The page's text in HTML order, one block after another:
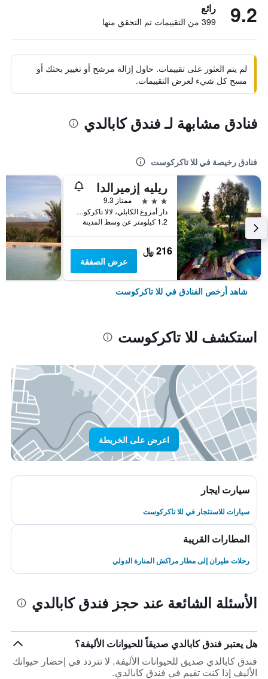
9.2 رائع
399 من التقييمات تم التحقق منها
لم يتم العثور على تقييمات. حاول إزالة مرشح أو تغيير بحثك أو
مسح كل شيء لعرض التقييمات.
فنادق مشابهة لـ فندق كابالدي
فنادق رخيصة في للا تاكركوست
ريليه إزميرالدا
3 نجوم
ممتاز 9.3
دار أمزوغ الكابلي، لالا تاكركوست, للا تاكركوست, المغرب
1.2 كيلومتر عن وسط المدينة
216 ﷼
عرض الصفقة
شاهد أرخص الفنادق في للا تاكركوست
استكشف للا تاكركوست
اعرض على الخريطة
سيارت ايجار
سيارات للاستئجار في للا تاكركوست
المطارات القريبة
رحلات طيران إلى مطار مراكش المنارة الدولي
الأسئلة الشائعة عند حجز فندق كابالدي
هل يعتبر فندق كابالدي صديقاً للحيوانات الأليفة؟
فندق كابالدي صديق للحيوانات الأليفة. لا تتردد في إحضار حيوانك
الأليف إذا كنت تقيم في فندق كابالدي.